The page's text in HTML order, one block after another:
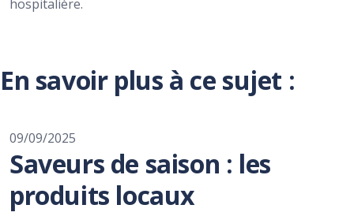
hospitalière.
En savoir plus à ce sujet :
09/09/2025
Saveurs de saison : les
produits locaux